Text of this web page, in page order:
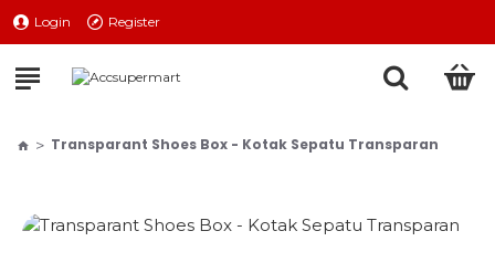
Login Register
Transparant Shoes Box - Kotak Sepatu Transparan